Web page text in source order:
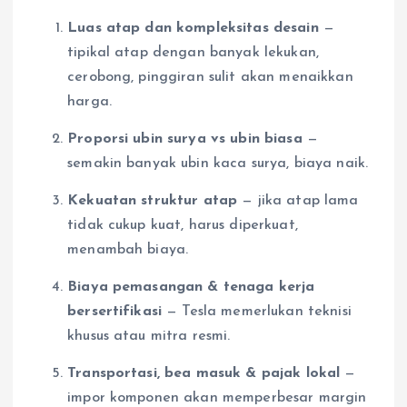
Luas atap dan kompleksitas desain—
tipikal atap dengan banyak lekukan,
cerobong, pinggiran sulit akan menaikkan
harga.
Proporsi ubin surya vs ubin biasa —
semakin banyak ubin kaca surya, biaya naik.
Kekuatan struktur atap — jika atap lama
tidak cukup kuat, harus diperkuat,
menambah biaya.
Biaya pemasangan & tenaga kerja
bersertifikasi — Tesla memerlukan teknisi
khusus atau mitra resmi.
Transportasi, bea masuk & pajak lokal
—
impor komponen akan memperbesar margin